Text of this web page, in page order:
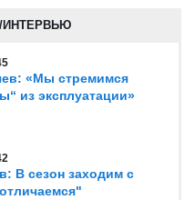
ИНТЕРВЬЮ
«Мы стремимся
из эксплуатации»
В сезон заходим с